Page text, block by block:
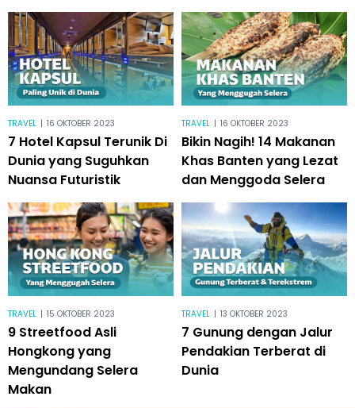
TRAVEL | 16 OKTOBER 2023
7 Hotel Kapsul Terunik Di
Dunia yang Suguhkan
Nuansa Futuristik
TRAVEL | 16 OKTOBER 2023
Bikin Nagih! 14 Makanan
Khas Banten yang Lezat
dan Menggoda Selera
TRAVEL | 15 OKTOBER 2023
9 Streetfood Asli
Hongkong yang
Mengundang Selera
Makan
TRAVEL | 13 OKTOBER 2023
7 Gunung dengan Jalur
Pendakian Terberat di
Dunia